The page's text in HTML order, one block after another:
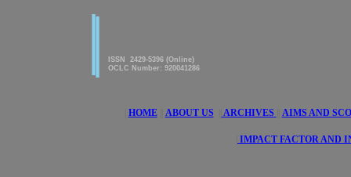
|
HOME|| ABOUT US ARCHIVES AIMS AND
IMPACT FACTOR AND
|
ISSN 2429-5396 (Online)
OCLC Number: 920041286